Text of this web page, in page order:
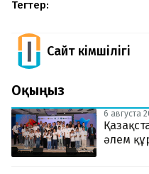
Тегтер:
Сайт Әкімшілігі
Оқыңыз
6 августа
әлем